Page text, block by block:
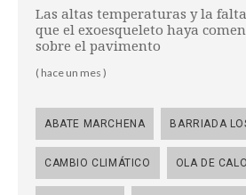
Las altas temperaturas y la
que el exoesqueleto haya
sobre el pavimento
( hace un mes )
ABATE MARCHENA BARRIADA
CAMBIO CLIMÁTICO OLA DE